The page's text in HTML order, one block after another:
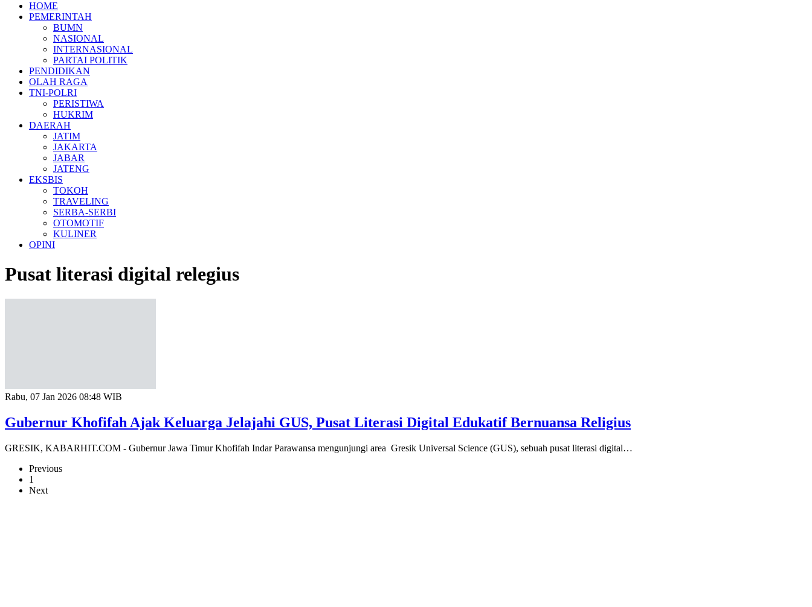
HOME
PEMERINTAH
BUMN
NASIONAL
INTERNASIONAL
PARTAI POLITIK
PENDIDIKAN
OLAH RAGA
TNI-POLRI
PERISTIWA
HUKRIM
DAERAH
JATIM
JAKARTA
JABAR
JATENG
EKSBIS
TOKOH
TRAVELING
SERBA-SERBI
OTOMOTIF
KULINER
OPINI
Pusat literasi digital relegius
Rabu, 07 Jan 2026 08:48 WIB
Gubernur Khofifah Ajak Keluarga Jelajahi GUS, Pusat Literasi Digital Edukatif Bernuansa Religius
GRESIK, KABARHIT.COM - Gubernur Jawa Timur Khofifah Indar Parawansa mengunjungi area Gresik Universal Science (GUS), sebuah pusat literasi digital…
Previous
1
Next